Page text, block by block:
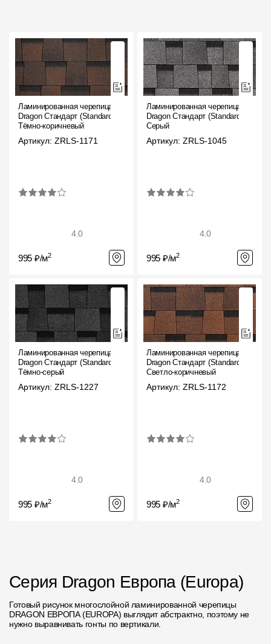
Ламинированная черепица
Dragon Стандарт (Standard),
Тёмно-коричневый
Артикул: ZRLS-1171
4.0
995 ₽/м2
Ламинированная черепица
Dragon Стандарт (Standard),
Серый
Артикул: ZRLS-1045
4.0
995 ₽/м2
Ламинированная черепица
Dragon Стандарт (Standard),
Тёмно-серый
Артикул: ZRLS-1227
4.0
995 ₽/м2
Ламинированная черепица
Dragon Стандарт (Standard),
Светло-коричневый
Артикул: ZRLS-1172
4.0
995 ₽/м2
Серия Dragon Европа (Europa)
Готовый рисунок многослойной ламинированной черепицы
DRAGON ЕВРОПА (EUROPA) выглядит абстрактно, поэтому не
нужно выравнивать гонты по вертикали.